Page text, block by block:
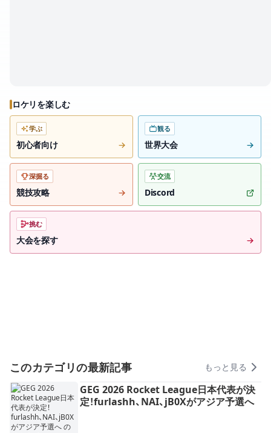
ロケリを楽しむ
学ぶ
初心者向け
観る
世界大会
深掘る
競技攻略
交流
Discord
挑む
大会を探す
このカテゴリの最新記事 もっと見る
GEG 2026 Rocket League日本代表が決
定！furlashh、NAI、jB0Xがアジア予選へ